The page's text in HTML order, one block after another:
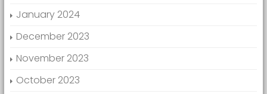
January 2024
December 2023
November 2023
October 2023